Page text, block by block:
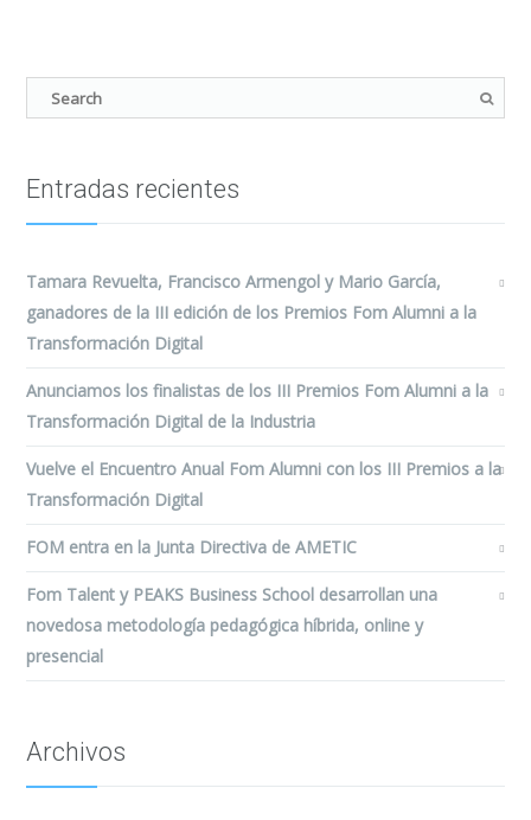
Entradas recientes
Tamara Revuelta, Francisco Armengol y Mario García,
ganadores de la III edición de los Premios Fom Alumni a la
Transformación Digital
Anunciamos los finalistas de los III Premios Fom Alumni a la
Transformación Digital de la Industria
Vuelve el Encuentro Anual Fom Alumni con los III Premios a la
Transformación Digital
FOM entra en la Junta Directiva de AMETIC
Fom Talent y PEAKS Business School desarrollan una
novedosa metodología pedagógica híbrida, online y
presencial
Archivos